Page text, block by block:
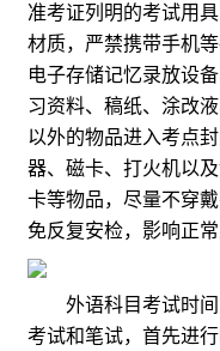
准考证列明的考试用
材质，严禁携带手机
电子存储记忆录放设
习资料、稿纸、涂改
以外的物品进入考点
器、磁卡、打火机以
卡等物品，尽量不穿
免反复安检，影响正常
外语科目考试时间
考试和笔试，首先进